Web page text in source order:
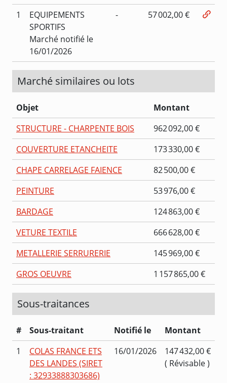
1
EQUIPEMENTS
SPORTIFS
Marché notifié le
16/01/2026
- 57 002,00 €
Marché similaires ou lots
Objet
Montant
STRUCTURE - CHARPENTE BOIS
962 092,00 €
COUVERTURE ETANCHEITE
173 330,00 €
CHAPE CARRELAGE FAIENCE
82 500,00 €
PEINTURE
53 976,00 €
BARDAGE
124 863,00 €
VETURE TEXTILE
666 628,00 €
METALLERIE SERRURERIE
145 969,00 €
GROS OEUVRE
1 157 865,00 €
Sous-traitances
# Sous-traitant Notifié le
Montant
1
COLAS FRANCE ETS
DES LANDES (SIRET
: 32933888303686)
16/01/2026
147 432,00 €
( Révisable )